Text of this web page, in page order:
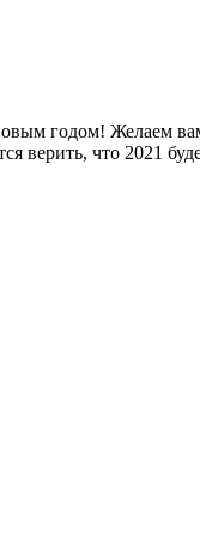
годом! Желаем
верить, что 2021